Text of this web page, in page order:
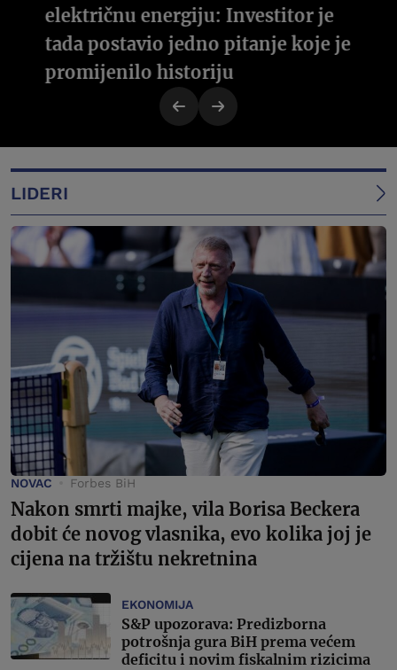
električnu energiju: Investitor je
tada postavio jedno pitanje koje je
promijenilo historiju
LIDERI
NOVAC Forbes BiH
Nakon smrti majke, vila Borisa Beckera
dobit će novog vlasnika, evo kolika joj je
cijena na tržištu nekretnina
EKONOMIJA
S&P upozorava: Predizborna
potrošnja gura BiH prema većem
deficitu i novim fiskalnim rizicima